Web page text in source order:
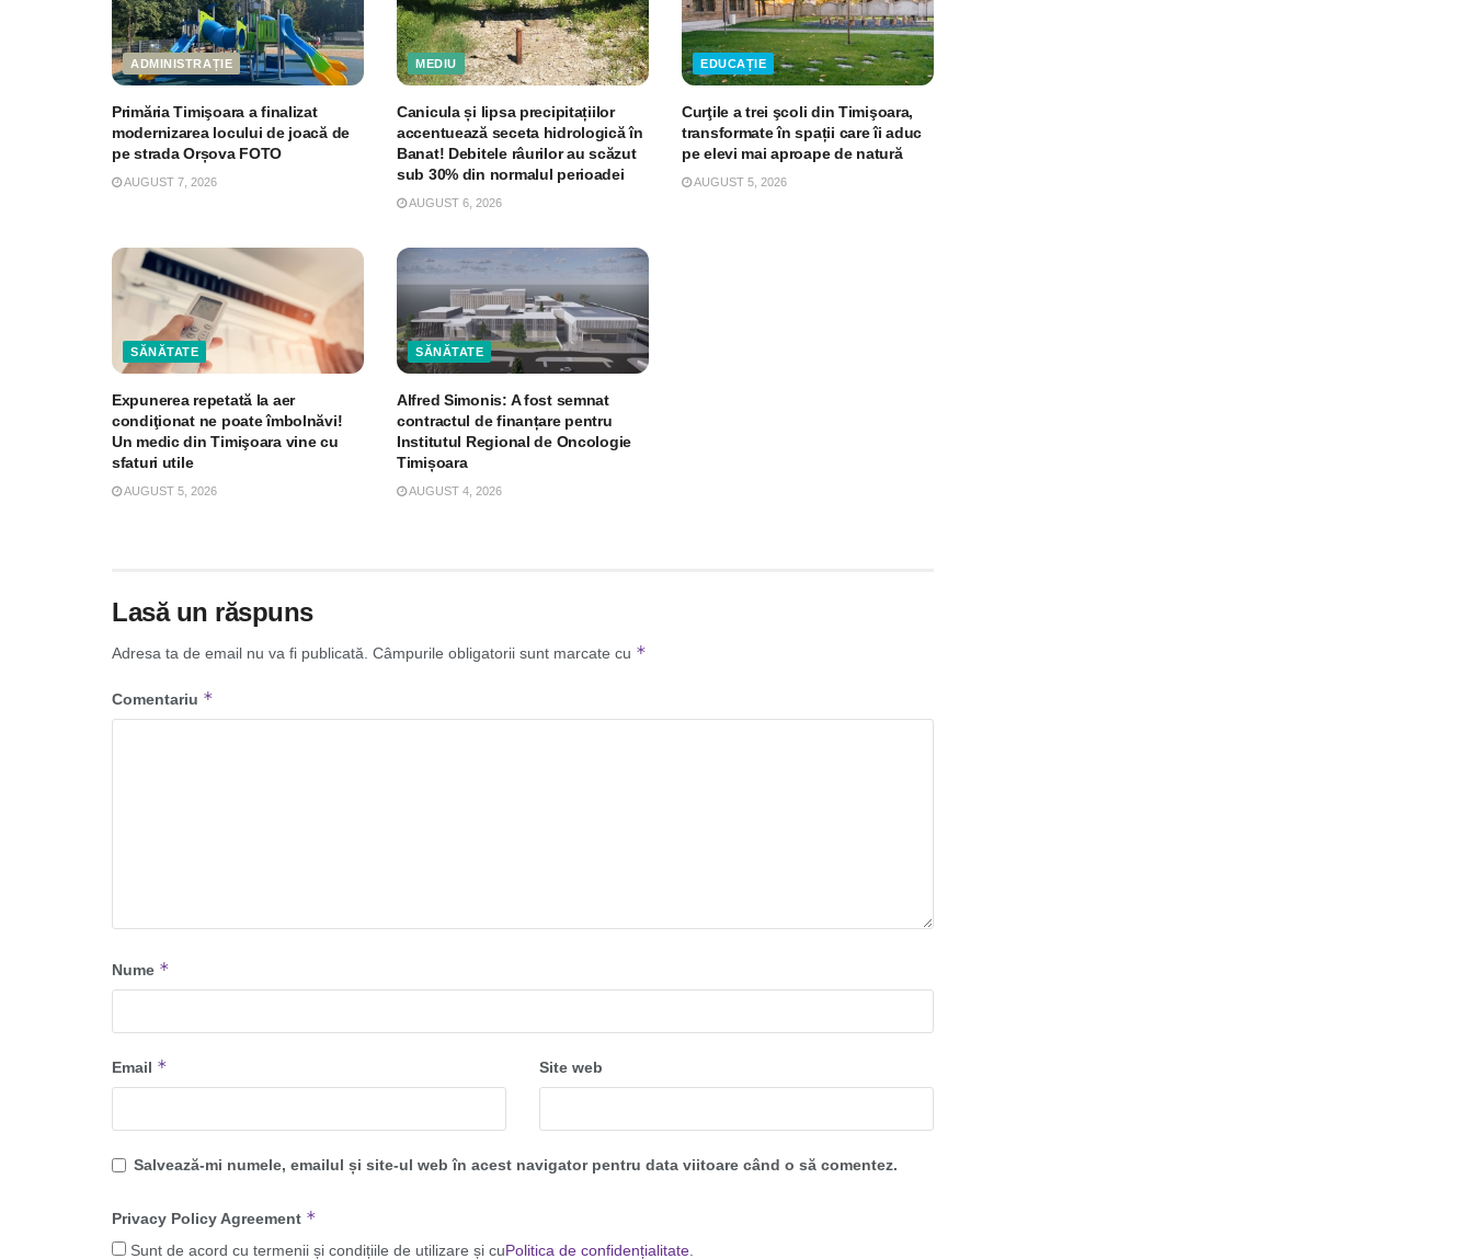
ADMINISTRAȚIE
Primăria Timişoara a finalizat
modernizarea locului de joacă de
pe strada Orșova FOTO
AUGUST 7, 2026
MEDIU
Canicula și lipsa precipitațiilor
accentuează seceta hidrologică în
Banat! Debitele râurilor au scăzut
sub 30% din normalul perioadei
AUGUST 6, 2026
EDUCAȚIE
Curţile a trei şcoli din Timişoara,
transformate în spații care îi aduc
pe elevi mai aproape de natură
AUGUST 5, 2026
SĂNĂTATE
Expunerea repetată la aer
condiţionat ne poate îmbolnăvi!
Un medic din Timişoara vine cu
sfaturi utile
AUGUST 5, 2026
SĂNĂTATE
Alfred Simonis: A fost semnat
contractul de finanțare pentru
Institutul Regional de Oncologie
Timișoara
AUGUST 4, 2026
Lasă un răspuns
Adresa ta de email nu va fi publicată. Câmpurile obligatorii sunt marcate cu *
Comentariu *
Nume *
Email * Site web
Salvează-mi numele, emailul și site-ul web în acest navigator pentru data viitoare când o să comentez.
Privacy Policy Agreement *
Sunt de acord cu termenii și condițiile de utilizare și cuPolitica de confidențialitate